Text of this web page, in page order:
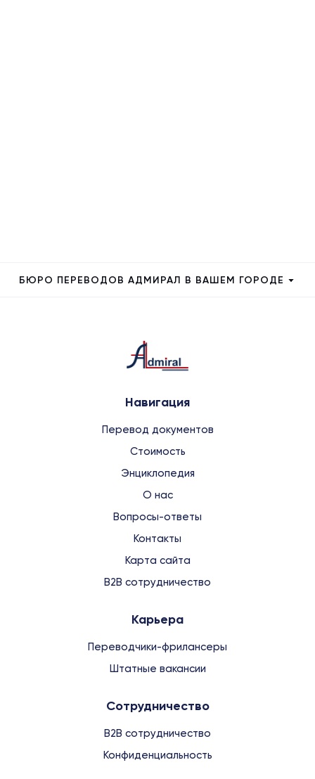
БЮРО ПЕРЕВОДОВ АДМИРАЛ В ВАШЕМ ГОРОДЕ
Навигация
Перевод документов
Стоимость
Энциклопедия
О нас
Вопросы-ответы
Контакты
Карта сайта
B2B сотрудничество
Карьера
Переводчики-фрилансеры
Штатные вакансии
Сотрудничество
B2B сотрудничество
Конфиденциальность